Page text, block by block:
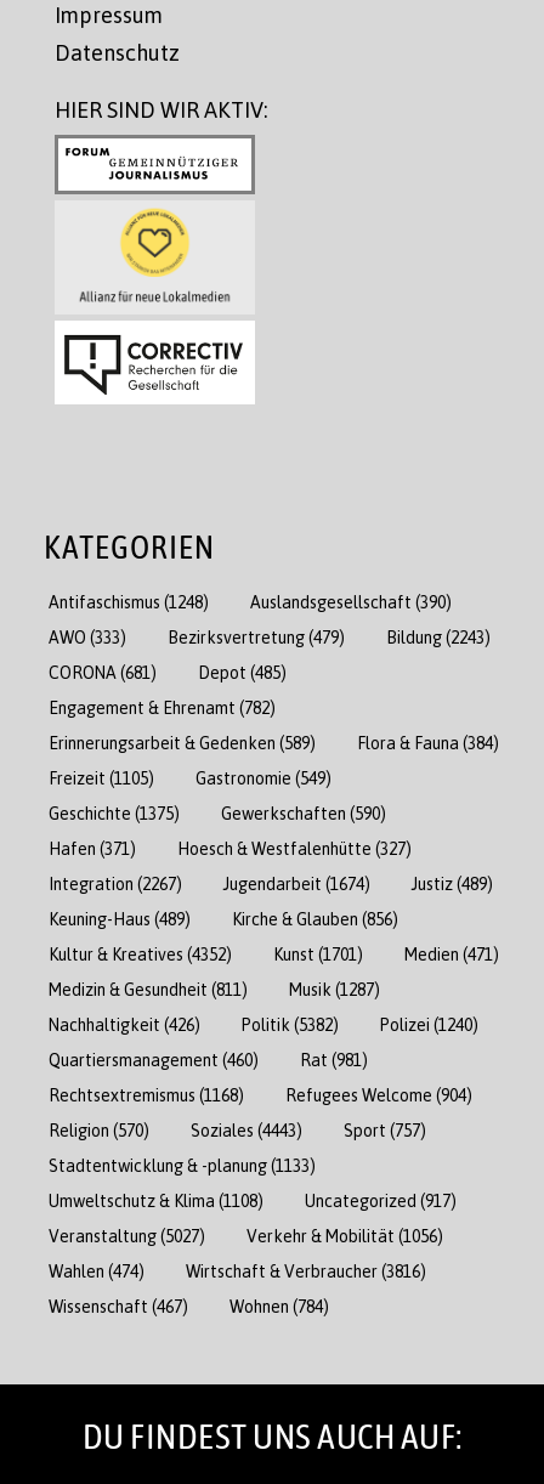
Impressum
Datenschutz
HIER SIND WIR AKTIV:
KATEGORIEN
Antifaschismus (1248) Auslandsgesellschaft (390)
AWO (333) Bezirksvertretung(479) Bildung(2243)
CORONA (681) Depot (485)
Engagement & Ehrenamt (782)
Erinnerungsarbeit & Gedenken (589) Flora & Fauna (384)
Freizeit (1105) Gastronomie (549)
Geschichte (1375) Gewerkschaften (590)
Hafen (371) Hoesch & Westfalenhütte (327)
Integration (2267) Jugendarbeit (1674) Justiz(489)
Keuning-Haus (489) Kirche & Glauben (856)
Kultur & Kreatives (4352) Kunst (1701) Medien (471)
Medizin & Gesundheit (811) Musik (1287)
Nachhaltigkeit (426) Politik (5382) Polizei (1240)
Quartiersmanagement (460) Rat (981)
Rechtsextremismus (1168) Refugees Welcome (904)
Religion (570) Soziales (4443) Sport (757)
Stadtentwicklung & -planung(1133)
Umweltschutz & Klima (1108) Uncategorized (917)
Veranstaltung(5027) Verkehr & Mobilität (1056)
Wahlen (474) Wirtschaft & Verbraucher(3816)
Wissenschaft (467) Wohnen (784)
DU FINDEST UNS AUCH AUF: